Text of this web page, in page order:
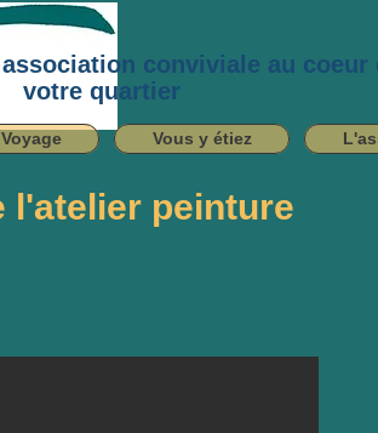
conviviale au coeur
votre quartier
Voyage Vous y étiez
l'atelier peinture